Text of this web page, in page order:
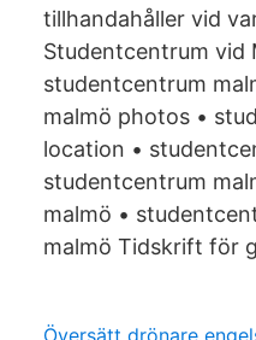
tillhandahåller vid
Studentcentrum vid
studentcentrum
malmö photos •
location •
studentcentrum
malmö •
malmö Tidskrift för
Översätt drönare